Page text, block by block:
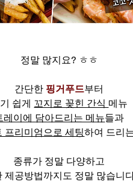
정말 많지요? ㅎㅎ
간단한 핑거푸드부터
쉽게 꼬지로 꽂힌 간식 메뉴
레이에 담아드리는 메뉴들과
프리미엄으로 세팅하여 드리
종류가 정말 다양하고
제공방법까지도 정말 많습니